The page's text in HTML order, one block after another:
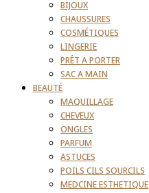
BIJOUX
CHAUSSURES
COSMÉTIQUES
LINGERIE
PRÊT A PORTER
SAC A MAIN
BEAUTÉ
MAQUILLAGE
CHEVEUX
ONGLES
PARFUM
ASTUCES
POILS CILS SOURCILS
MEDCINE ESTHETIQUE